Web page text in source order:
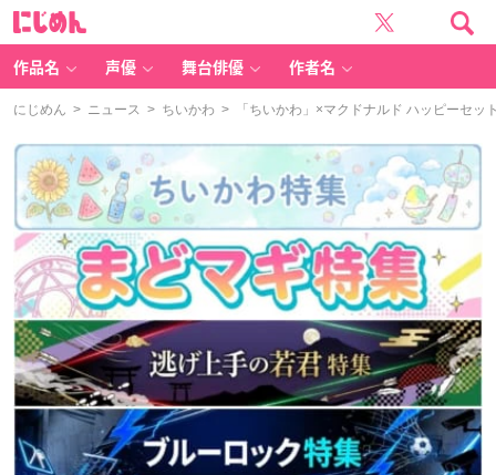
作品名 声優 舞台俳優 作者名
にじめん > ニュース > ちいかわ > 「ちいかわ」×マクドナルド ハッピーセッ